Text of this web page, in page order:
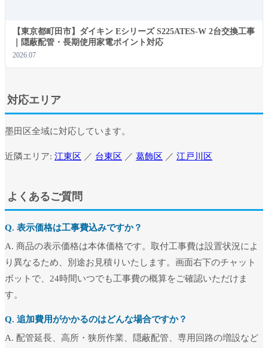
【東京都町田市】ダイキン Eシリーズ S225ATES-W 2台交換工事
｜隠蔽配管・長期使用家電ポイント対応
2026.07
対応エリア
墨田区全域に対応しています。
近隣エリア: 江東区 ／ 台東区 ／ 葛飾区 ／ 江戸川区
よくあるご質問
Q. 表示価格は工事費込みですか？
A. 商品の表示価格は本体価格です。取付工事費は設置状況によ
り異なるため、別途お見積りいたします。画面右下のチャット
ボットで、24時間いつでも工事費の概算をご確認いただけま
す。
Q. 追加費用がかかるのはどんな場合ですか？
A. 配管延長、高所・狭所作業、隠蔽配管、専用回路の増設など